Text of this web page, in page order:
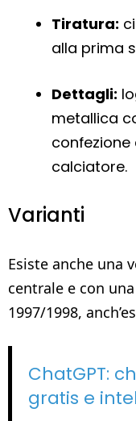
Tiratura:
alla prima
Dettagli:
metallica
calciatore.
Varianti
Esiste anche una
centrale e con
1997/1998,
ChatGPT:
gratis e